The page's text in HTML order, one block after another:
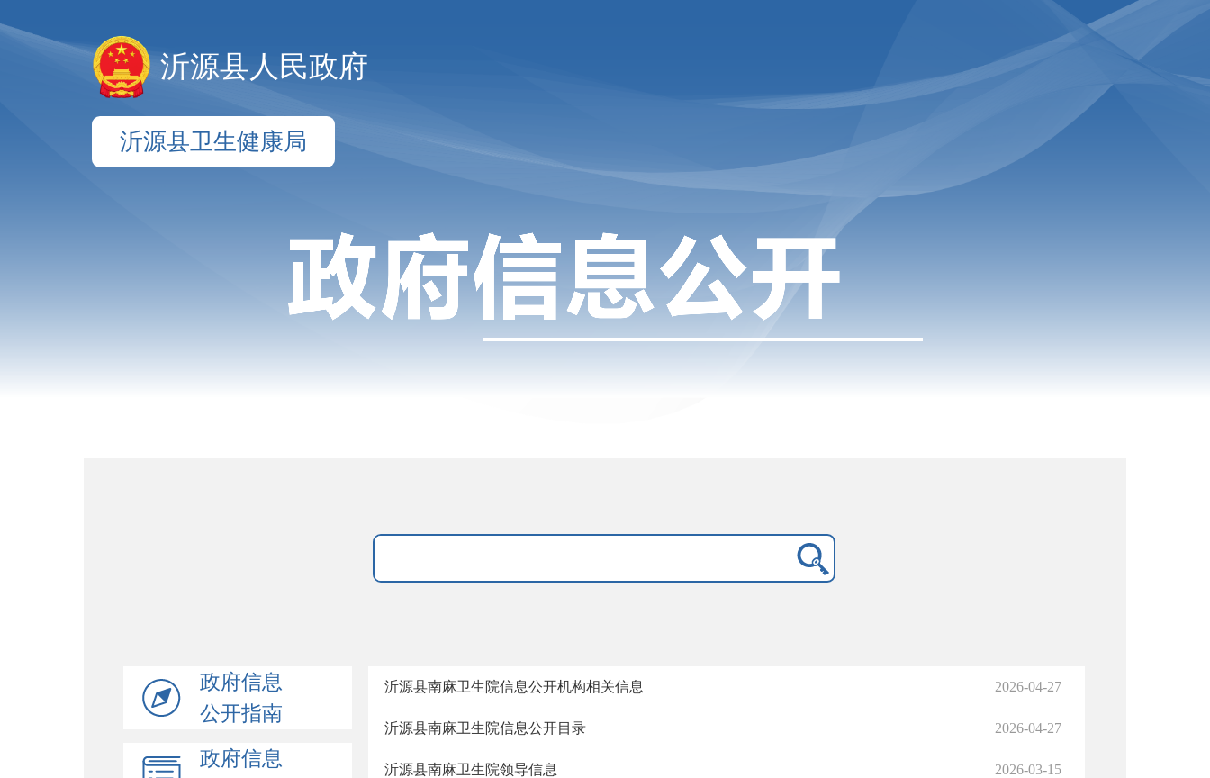
沂源县人民政府
沂源县卫生健康局
政府信息
公开指南
政府信息
沂源县南麻卫生院信息公开机构相关信息 2026-04-27
沂源县南麻卫生院信息公开目录 2026-04-27
沂源县南麻卫生院领导信息 2026-03-15